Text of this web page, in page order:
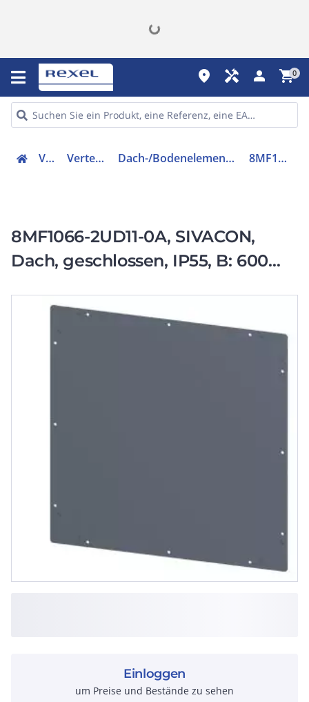
place handyman person shopping_cart0
Verteiler Verteilerzubehör Dach-/Bodenelement (Gehäuse/Schaltschrank) 8MF10662UD110A
8MF1066-2UD11-0A, SIVACON,
Dach, geschlossen, IP55, B: 600
Einloggen
um Preise und Bestände zu sehen